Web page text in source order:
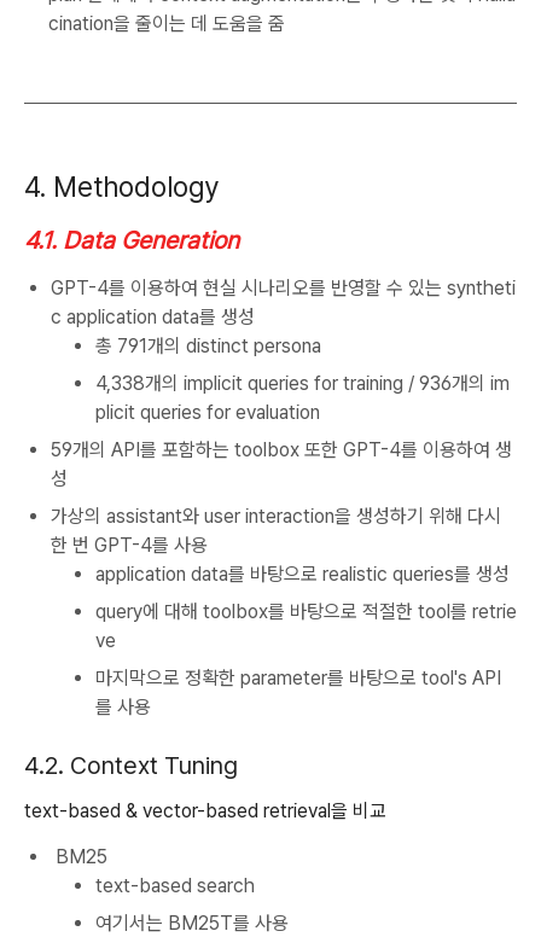
cination을 줄이는 데 도움을 줌
4. Methodology
4.1. Data Generation
GPT-4를 이용하여 현실 시나리오를 반영할 수 있는 syntheti
c application data를 생성
총 791개의 distinct persona
4,338개의 implicit queries for training / 936개의 im
plicit queries for evaluation
59개의 API를 포함하는 toolbox 또한 GPT-4를 이용하여 생
성
가상의 assistant와 user interaction을 생성하기 위해 다시
한 번 GPT-4를 사용
application data를 바탕으로 realistic queries를 생성
query에 대해 toolbox를 바탕으로 적절한 tool를 retrie
ve
마지막으로 정확한 parameter를 바탕으로 tool's API
를 사용
4.2. Context Tuning
text-based & vector-based retrieval을 비교
BM25
text-based search
여기서는 BM25T를 사용